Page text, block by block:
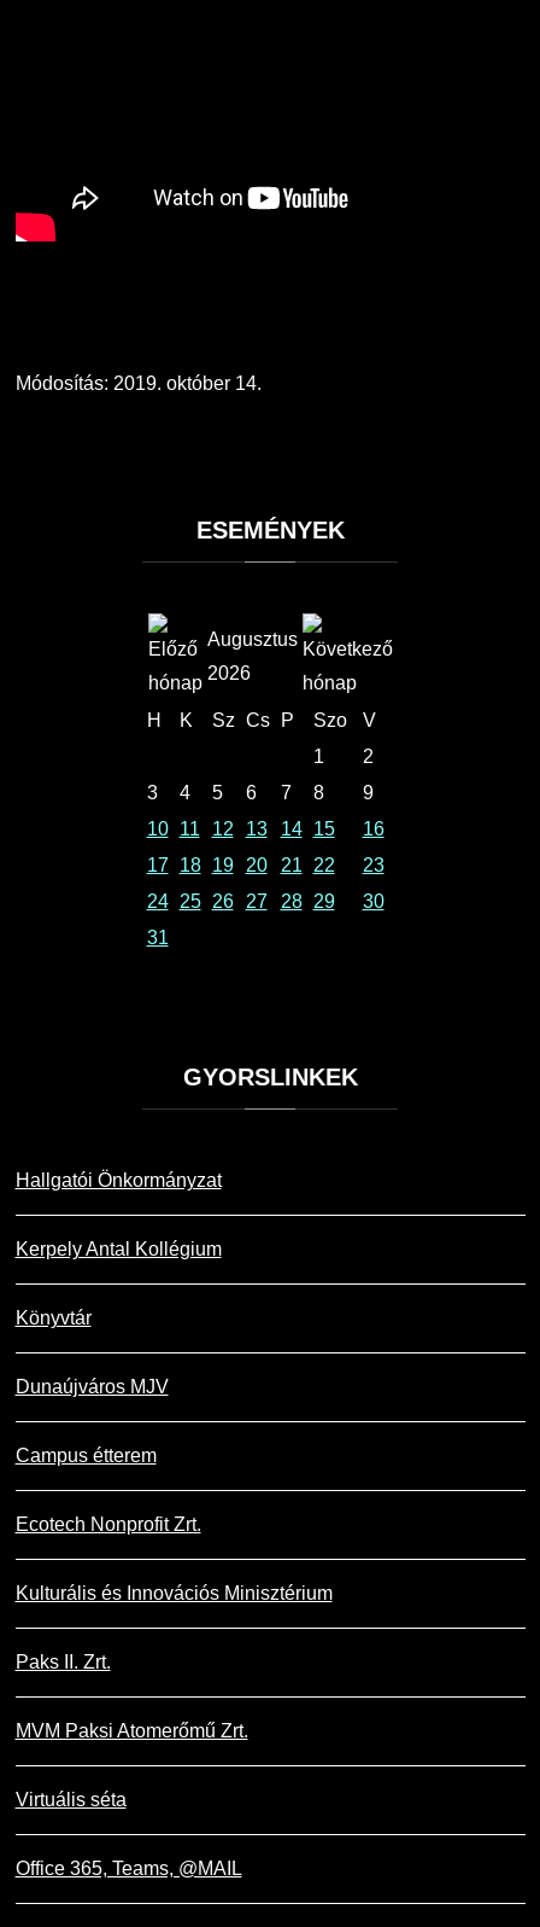
Módosítás: 2019. október 14.
ESEMÉNYEK
Augusztus
2026
H K Sz Cs P Szo
V
1
2
3
4 5 6 7 8
9
10
11 12 13 14 15
16
17
18 19 20 21 22
23
24
25 26 27 28 29
30
31
GYORSLINKEK
Hallgatói Önkormányzat
Kerpely Antal Kollégium
Könyvtár
Dunaújváros MJV
Campus étterem
Ecotech Nonprofit Zrt.
Kulturális és Innovációs Minisztérium
Paks II. Zrt.
MVM Paksi Atomerőmű Zrt.
Virtuális séta
Office 365, Teams, @MAIL